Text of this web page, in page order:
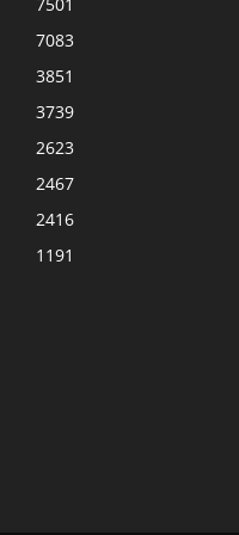
7083
3851
3739
2623
2467
2416
1191